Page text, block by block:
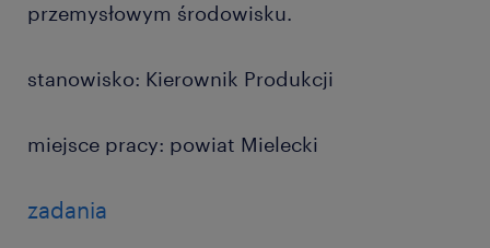
przemysłowym środowisku.
stanowisko: Kierownik Produkcji
miejsce pracy: powiat Mielecki
zadania